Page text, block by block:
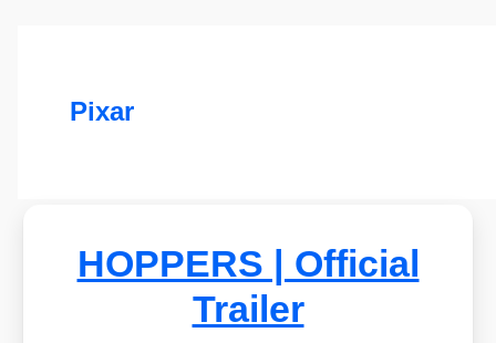
Pixar
HOPPERS | Official
Trailer